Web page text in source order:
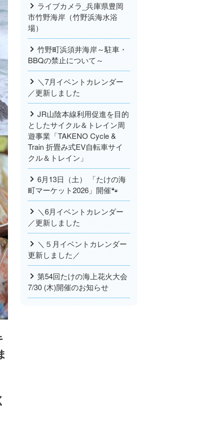
ライブカメラ_兵庫県豊岡
市竹野海岸（竹野浜海水浴
場）
竹野町浜須井海岸～駐車・
BBQの禁止について～
＼7月イベントカレンダー
／更新しました
JR山陰本線利用促進を目的
としたサイクル＆トレイン周
遊事業「TAKENO Cycle &
Train 折畳み式EV自転車サイ
クル＆トレイン」
6月13日（土） 「たけの海
町マーケット2026」開催🐾
＼6月イベントカレンダー
／更新しました
＼５月イベントカレンダー
更新しました／
第54回たけの海上花火大会
7/30 (木)開催のお知らせ